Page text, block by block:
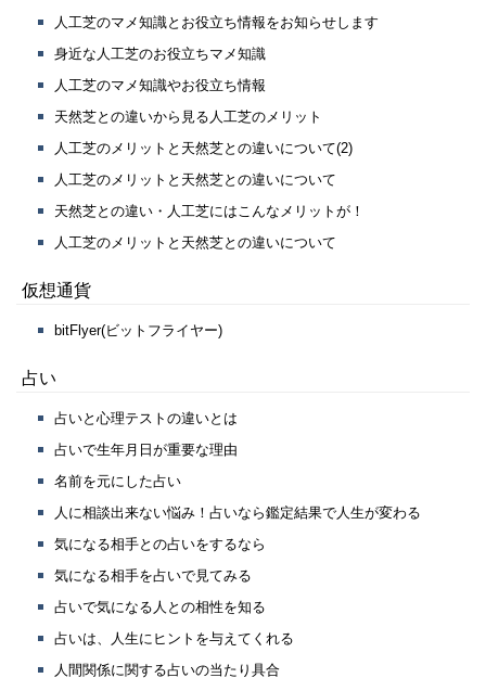
人工芝のマメ知識とお役立ち情報をお知らせします
身近な人工芝のお役立ちマメ知識
人工芝のマメ知識やお役立ち情報
天然芝との違いから見る人工芝のメリット
人工芝のメリットと天然芝との違いについて(2)
人工芝のメリットと天然芝との違いについて
天然芝との違い・人工芝にはこんなメリットが！
人工芝のメリットと天然芝との違いについて
仮想通貨
bitFlyer(ビットフライヤー)
占い
占いと心理テストの違いとは
占いで生年月日が重要な理由
名前を元にした占い
人に相談出来ない悩み！占いなら鑑定結果で人生が変わる
気になる相手との占いをするなら
気になる相手を占いで見てみる
占いで気になる人との相性を知る
占いは、人生にヒントを与えてくれる
人間関係に関する占いの当たり具合